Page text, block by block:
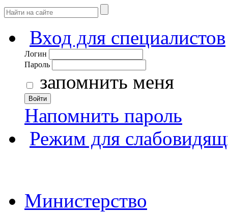
Вход для специалистов
Логин
Пароль
запомнить меня
Войти
Напомнить пароль
Режим для
Министерство